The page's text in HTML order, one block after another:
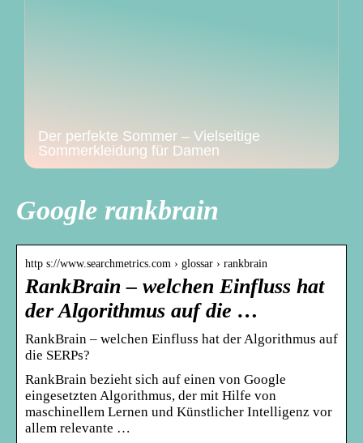
Der perfekte Sommer – Vielseitige
Sommerkleidung für Damen
Google rankbrain
http s://www.searchmetrics.com › glossar › rankbrain
RankBrain – welchen Einfluss hat
der Algorithmus auf die …
RankBrain – welchen Einfluss hat der Algorithmus auf
die SERPs?
RankBrain bezieht sich auf einen von Google
eingesetzten Algorithmus, der mit Hilfe von
maschinellem Lernen und Künstlicher Intelligenz vor
allem relevante …